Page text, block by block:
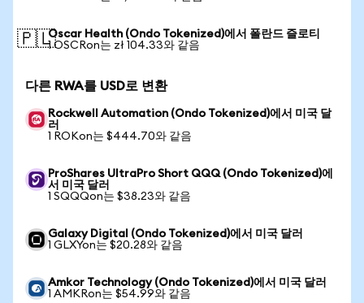
🇵🇱Oscar Health (Ondo Tokenized)에서 폴란드 즐로티
1 OSCRon는 zł 104.33와 같음
다른 RWA를 USD로 변환
Rockwell Automation (Ondo Tokenized)에서 미국 달
러
1 ROKon는 $444.70와 같음
ProShares UltraPro Short QQQ (Ondo Tokenized)에
서 미국 달러
1 SQQQon는 $38.23와 같음
Galaxy Digital (Ondo Tokenized)에서 미국 달러
1 GLXYon는 $20.28와 같음
Amkor Technology (Ondo Tokenized)에서 미국 달러
1 AMKRon는 $54.99와 같음